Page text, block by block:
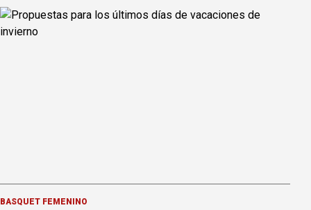
BÁSQUET FEMENINO